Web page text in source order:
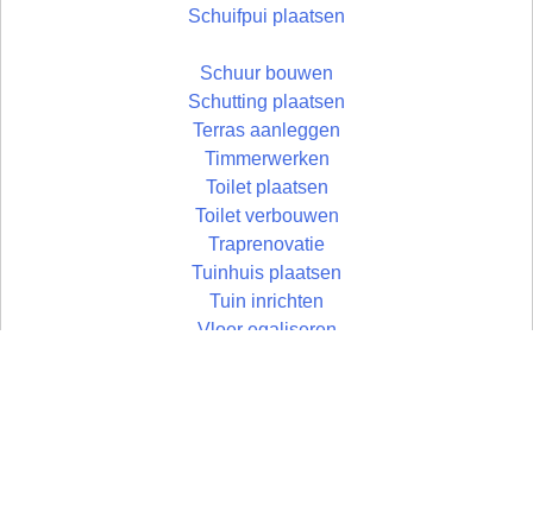
Schuifpui plaatsen
Schuur bouwen
Schutting plaatsen
Terras aanleggen
Timmerwerken
Toilet plaatsen
Toilet verbouwen
Traprenovatie
Tuinhuis plaatsen
Tuin inrichten
Vloer egaliseren